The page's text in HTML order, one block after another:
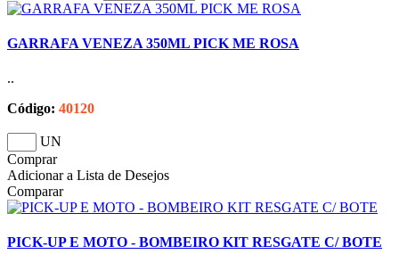
GARRAFA VENEZA 350ML PICK ME ROSA
..
Código: 40120
UN
Comprar
Adicionar a Lista de Desejos
Comparar
PICK-UP E MOTO - BOMBEIRO KIT RESGATE C/ BOTE